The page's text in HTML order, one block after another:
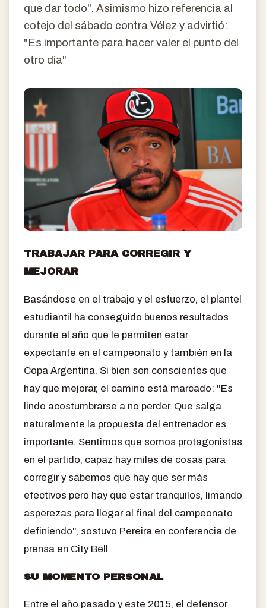
que dar todo". Asimismo hizo referencia al
cotejo del sábado contra Vélez y advirtió:
"Es importante para hacer valer el punto del
otro día"
TRABAJAR PARA CORREGIR Y
MEJORAR
Basándose en el trabajo y el esfuerzo, el plantel
estudiantil ha conseguido buenos resultados
durante el año que le permiten estar
expectante en el campeonato y también en la
Copa Argentina. Si bien son conscientes que
hay que mejorar, el camino está marcado: "Es
lindo acostumbrarse a no perder. Que salga
naturalmente la propuesta del entrenador es
importante. Sentimos que somos protagonistas
en el partido, capaz hay miles de cosas para
corregir y sabemos que hay que ser más
efectivos pero hay que estar tranquilos, limando
asperezas para llegar al final del campeonato
definiendo", sostuvo Pereira en conferencia de
prensa en City Bell.
SU MOMENTO PERSONAL
Entre el año pasado y este 2015, el defensor